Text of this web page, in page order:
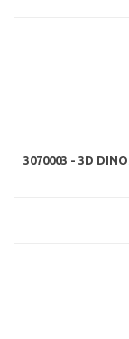
3070003 - 3D